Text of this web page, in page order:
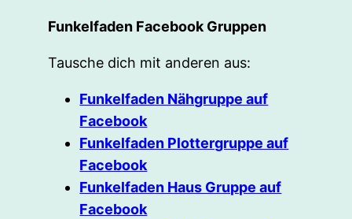
Funkelfaden Facebook Gruppen
Tausche dich mit anderen aus:
Funkelfaden Nähgruppe auf
Facebook
Funkelfaden Plottergruppe auf
Facebook
Funkelfaden Haus Gruppe auf
Facebook